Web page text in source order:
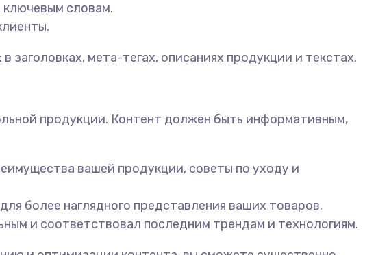
ключевым словам.
мета-тегах, описаниях продукции и текстах.
продукции. Контент должен быть информативным,
вашей продукции, советы по уходу и
более наглядного представления ваших товаров.
и соответствовал последним трендам и технологиям.